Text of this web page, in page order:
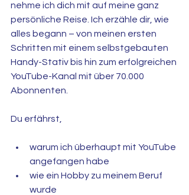
nehme ich dich mit auf meine ganz
persönliche Reise. Ich erzähle dir, wie
alles begann – von meinen ersten
Schritten mit einem selbstgebauten
Handy-Stativ bis hin zum erfolgreichen
YouTube-Kanal mit über 70.000
Abonnenten.
Du erfährst,
warum ich überhaupt mit YouTube
angefangen habe
wie ein Hobby zu meinem Beruf
wurde